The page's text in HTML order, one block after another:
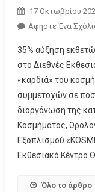
17 Οκτωβρίου
Αφήστε Ένα
35% αύξηση
στο Διεθνές
«καρδιά» του
συμμετοχών σε
διοργάνωση της
Κοσμήματος,
Εξοπλισμού
Εκθεσιακό Κέντρο
Όλο το άρθρο